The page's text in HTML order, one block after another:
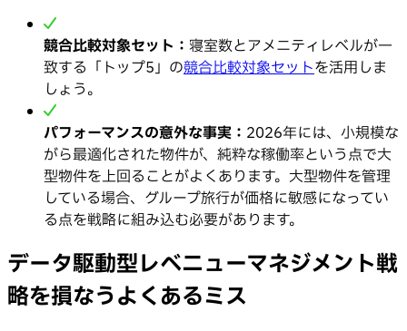
競合比較対象セット： 寝室数とアメニティレベルが一
致する「トップ5」の競合比較対象セットを活用しま
しょう。
パフォーマンスの意外な事実： 2026年には、小規模な
がら最適化された物件が、純粋な稼働率という点で大
型物件を上回ることがよくあります。大型物件を管理
している場合、グループ旅行が価格に敏感になってい
る点を戦略に組み込む必要があります。
データ駆動型レベニューマネジメント戦
略を損なうよくあるミス